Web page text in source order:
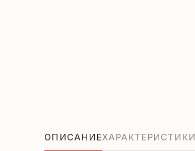
ОПИСАНИЕХАРАКТЕРИСТИКИ